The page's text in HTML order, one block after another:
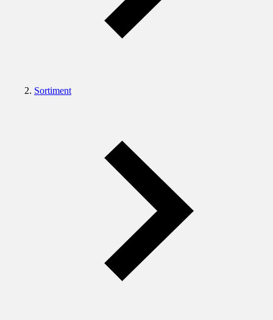
Sortiment